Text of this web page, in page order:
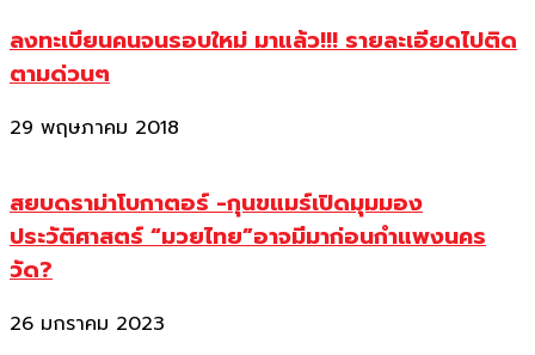
ลงทะเบียนคนจนรอบใหม่ มาแล้ว!!! รายละเอียดไปติด
ตามด่วนๆ
29 พฤษภาคม 2018
สยบดราม่าโบกาตอร์ -กุนขแมร์เปิดมุมมอง
ประวัติศาสตร์ “มวยไทย”อาจมีมาก่อนกำแพงนคร
วัด?
26 มกราคม 2023